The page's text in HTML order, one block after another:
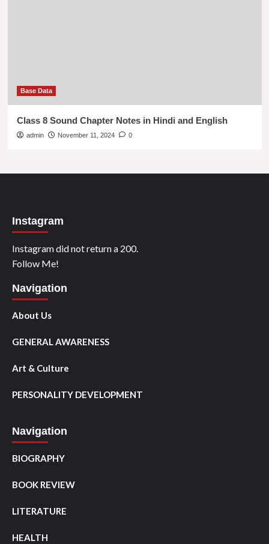
Base Data
Class 8 Sound Chapter Notes in Hindi and English
admin November 11, 2024 0
Instagram
Instagram did not return a 200.
Follow Me!
Navigation
About Us
GENERAL AWARENESS
Art & Culture
PERSONALITY DEVELOPMENT
Navigation
BIOGRAPHY
BOOK REVIEW
LITERATURE
HEALTH